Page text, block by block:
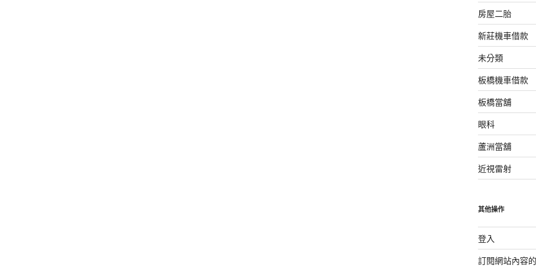
房屋二胎
新莊機車借款
未分類
板橋機車借款
板橋當舖
眼科
蘆洲當舖
近視雷射
其他操作
登入
訂閱網站內容